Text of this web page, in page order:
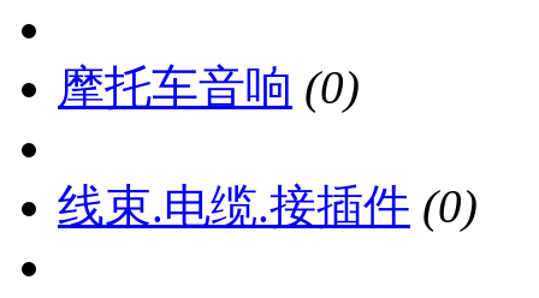
摩托车音响 (0)
线束.电缆.接插件 (0)